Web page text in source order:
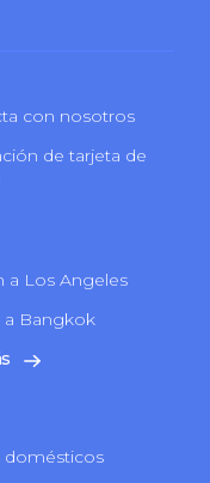
con nosotros
de tarjeta de
a Los Angeles
a Bangkok
domésticos